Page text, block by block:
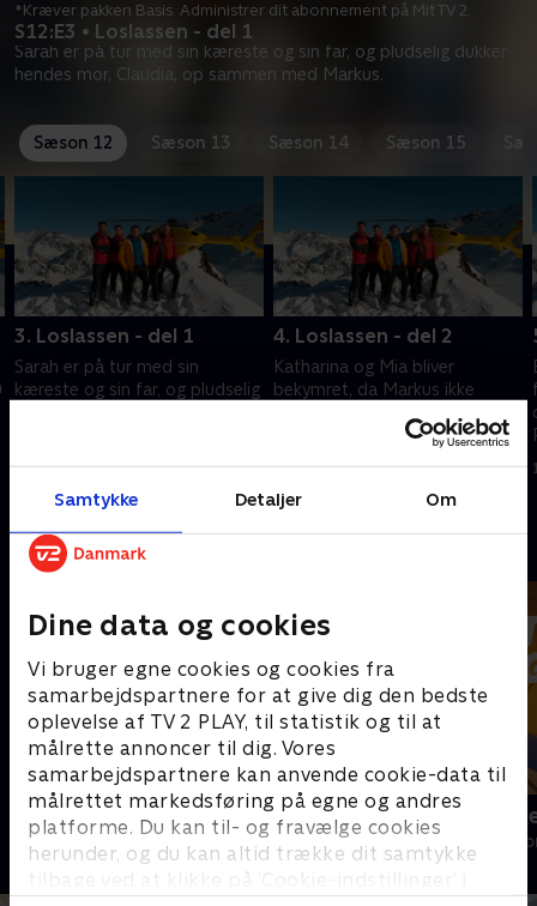
Samtykke Detaljer Om
Dine data og cookies
Vi bruger egne cookies og cookies fra
samarbejdspartnere for at give dig den bedste
oplevelse af TV 2 PLAY, til statistik og til at
målrette annoncer til dig. Vores
samarbejdspartnere kan anvende cookie-data til
målrettet markedsføring på egne og andres
platforme. Du kan til- og fravælge cookies
herunder, og du kan altid trække dit samtykke
tilbage ved at klikke på ’Cookie-indstillinger’ i
S12:E3 • Loslassen - del 1
Sarah er på tur med sin kæreste og sin far, og pludselig dukker
hendes mor, Claudia, op sammen med Markus.
*Kræver pakken Basis. Administrer dit abonnement på Mit TV 2.
Sæson 12 Sæson 13 Sæson 14 Sæson 15
3. Loslassen - del 1
Sarah er på tur med sin
kæreste og sin far, og pludselig
12. juni 2024 • 43 min
4. Loslassen - del 2
Katharina og Mia bliver
bekymret, da Markus ikke
alarmerer straks de andre
13. juni 2024 • 43 min
Andre så også
Bjerglægen
Drama • 18 sæsoner
Luftens
Drama • 3